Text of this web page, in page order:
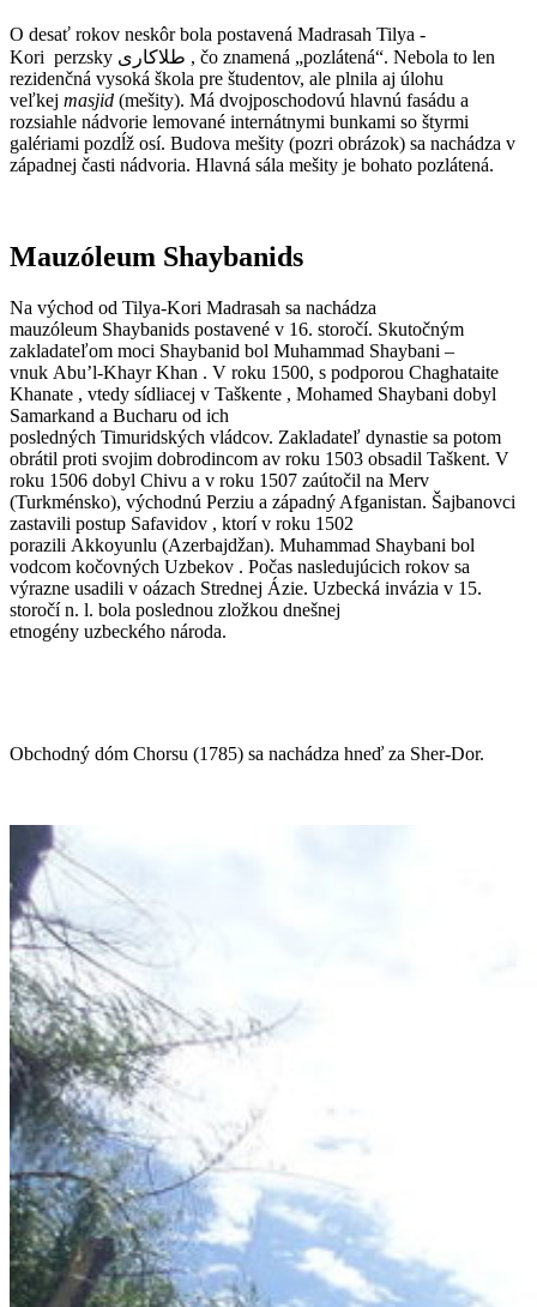
O desať rokov neskôr bola postavená Madrasah Tilya -
Kori perzsky طلاکاری , čo znamená „pozlátená“. Nebola to len
rezidenčná vysoká škola pre študentov, ale plnila aj úlohu
veľkej masjid (mešity). Má dvojposchodovú hlavnú fasádu a
rozsiahle nádvorie lemované internátnymi bunkami so štyrmi
galériami pozdĺž osí. Budova mešity (pozri obrázok) sa nachádza v
západnej časti nádvoria. Hlavná sála mešity je bohato pozlátená.
Mauzóleum Shaybanids
Na východ od Tilya-Kori Madrasah sa nachádza
mauzóleum Shaybanids postavené v 16. storočí. Skutočným
zakladateľom moci Shaybanid bol Muhammad Shaybani –
vnuk Abu’l-Khayr Khan . V roku 1500, s podporou Chaghataite
Khanate , vtedy sídliacej v Taškente , Mohamed Shaybani dobyl
Samarkand a Bucharu od ich
posledných Timuridských vládcov. Zakladateľ dynastie sa potom
obrátil proti svojim dobrodincom av roku 1503 obsadil Taškent. V
roku 1506 dobyl Chivu a v roku 1507 zaútočil na Merv
(Turkménsko), východnú Perziu a západný Afganistan. Šajbanovci
zastavili postup Safavidov , ktorí v roku 1502
porazili Akkoyunlu (Azerbajdžan). Muhammad Shaybani bol
vodcom kočovných Uzbekov . Počas nasledujúcich rokov sa
výrazne usadili v oázach Strednej Ázie. Uzbecká invázia v 15.
storočí n. l. bola poslednou zložkou dnešnej
etnogény uzbeckého národa.
Obchodný dóm Chorsu (1785) sa nachádza hneď za Sher-Dor.